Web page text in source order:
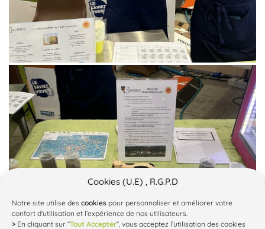
Cookies (U.E) , R.G.P.D
Notre site utilise des cookies pour personnaliser et améliorer votre
confort d'utilisation et l’expérience de nos utilisateurs.
> En cliquant sur ”Tout Accepter”, vous acceptez l’utilisation des cookies